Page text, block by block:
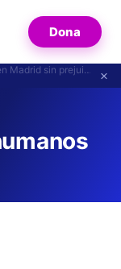
Dona
Creyentes de distintas religiones se escuchan en Madrid sin prejuicios ×